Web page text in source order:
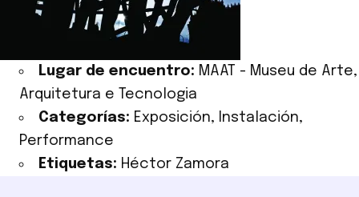
Lugar de encuentro: MAAT - Museu de Arte,
Arquitetura e Tecnologia
Categorías: Exposición, Instalación,
Performance
Etiquetas: Héctor Zamora